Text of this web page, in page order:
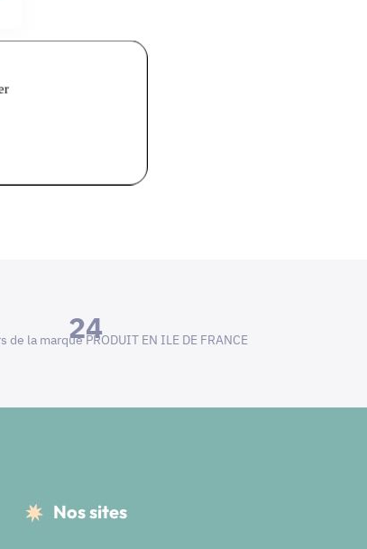
24
de la marque PRODUIT EN ILE DE FRANCE
Nos sites